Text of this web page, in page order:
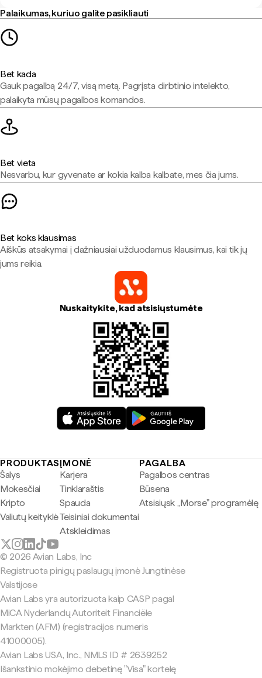
Palaikumas, kuriuo galite pasikliauti
Bet kada
Gauk pagalbą 24/7, visą metą. Pagrįsta dirbtinio intelekto,
palaikyta mūsų pagalbos komandos.
Bet vieta
Nesvarbu, kur gyvenate ar kokia kalba kalbate, mes čia jums.
Bet koks klausimas
Aiškūs atsakymai į dažniausiai užduodamus klausimus, kai tik jų
jums reikia.
Nuskaitykite, kad atsisiųstumėte
PRODUKTAS
Šalys
Mokesčiai
Kripto
Valiutų keityklė
ĮMONĖ
Karjera
Tinklaraštis
Spauda
Teisiniai dokumentai
Atskleidimas
PAGALBA
Pagalbos centras
Būsena
Atsisiųsk „Morse" programėlę
© 2026 Avian Labs, Inc
Registruota pinigų paslaugų įmonė Jungtinėse
Valstijose
Avian Labs yra autorizuota kaip CASP pagal
MiCA Nyderlandų Autoriteit Financiële
Markten (AFM) (registracijos numeris
41000005).
Avian Labs USA, Inc., NMLS ID # 2639252
Išankstinio mokėjimo debetinę "Visa" kortelę